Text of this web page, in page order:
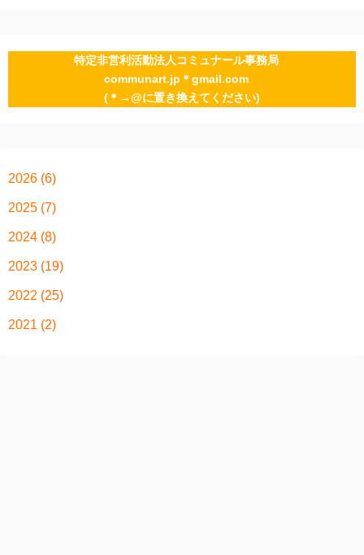
特定非営利活動法人コミュナール事務局
communart.jp＊gmail.com
(＊→@に置き換えてください)
2026 (6)
2025 (7)
2024 (8)
2023 (19)
2022 (25)
2021 (2)